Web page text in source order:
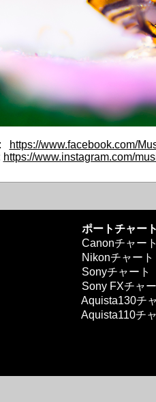
https://www.facebook.com/
https://www.instagram.com/
ポートチャート
Canonチャート
Nikonチャート
Sonyチャート
Sony FXチャ
Aquista130チ
Aquista110チ